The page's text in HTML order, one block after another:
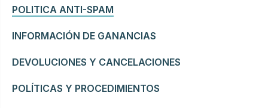
POLITICA ANTI-SPAM
INFORMACIÓN DE GANANCIAS
DEVOLUCIONES Y CANCELACIONES
POLÍTICAS Y PROCEDIMIENTOS